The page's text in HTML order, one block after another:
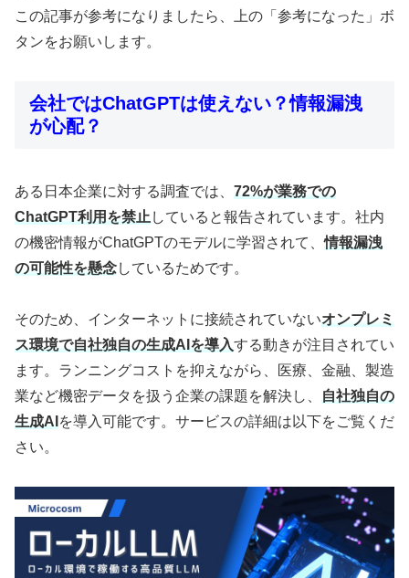
この記事が参考になりましたら、上の「参考になった」ボ
タンをお願いします。
会社ではChatGPTは使えない？情報漏洩
が心配？
ある日本企業に対する調査では、 72%が業務での
ChatGPT利用を禁止 していると報告されています。社内
の機密情報がChatGPTのモデルに学習されて、情報漏洩
の可能性を懸念しているためです。
そのため、インターネットに接続されていないオンプレミ
ス環境で自社独自の生成AIを導入する動きが注目されてい
ます。ランニングコストを抑えながら、医療、金融、製造
業など機密データを扱う企業の課題を解決し、
自社独自の
生成AI を導入可能です。サービスの詳細は以下をご覧くだ
さい。